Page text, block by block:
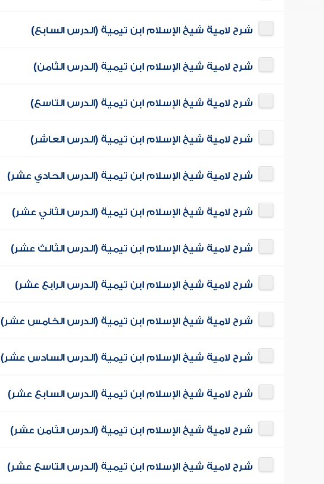
شرح لامية شيخ الإسلام ابن تيمية (الدرس السابع)
شرح لامية شيخ الإسلام ابن تيمية (الدرس الثامن)
شرح لامية شيخ الإسلام ابن تيمية (الدرس التاسع)
شرح لامية شيخ الإسلام ابن تيمية (الدرس العاشر)
شرح لامية شيخ الإسلام ابن تيمية (الدرس الحادي عشر)
شرح لامية شيخ الإسلام ابن تيمية (الدرس الثاني عشر)
شرح لامية شيخ الإسلام ابن تيمية (الدرس الثالث عشر)
شرح لامية شيخ الإسلام ابن تيمية (الدرس الرابع عشر)
شرح لامية شيخ الإسلام ابن تيمية (الدرس الخامس عشر)
شرح لامية شيخ الإسلام ابن تيمية (الدرس السادس عشر)
شرح لامية شيخ الإسلام ابن تيمية (الدرس السابع عشر)
شرح لامية شيخ الإسلام ابن تيمية (الدرس الثامن عشر)
شرح لامية شيخ الإسلام ابن تيمية (الدرس التاسع عشر)